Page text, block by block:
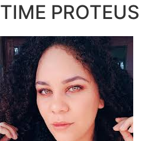
TIME PROTEUS